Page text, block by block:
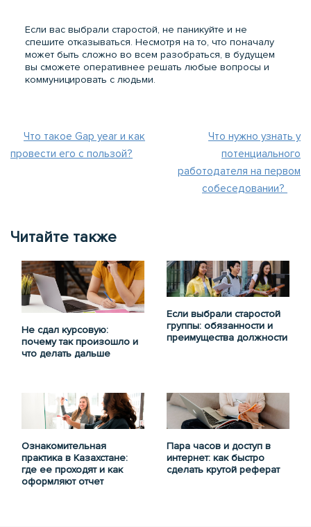
Если вас выбрали старостой, не паникуйте и не
спешите отказываться. Несмотря на то, что поначалу
может быть сложно во всем разобраться, в будущем
вы сможете оперативнее решать любые вопросы и
коммуницировать с людьми.
Что такое Gap year и как
провести его с пользой?
Что нужно узнать у
потенциального
работодателя на первом
собеседовании?
Читайте также
Не сдал курсовую:
почему так произошло и
что делать дальше
Если выбрали старостой
группы: обязанности и
преимущества должности
Ознакомительная
практика в Казахстане:
где ее проходят и как
оформляют отчет
Пара часов и доступ в
интернет: как быстро
сделать крутой реферат